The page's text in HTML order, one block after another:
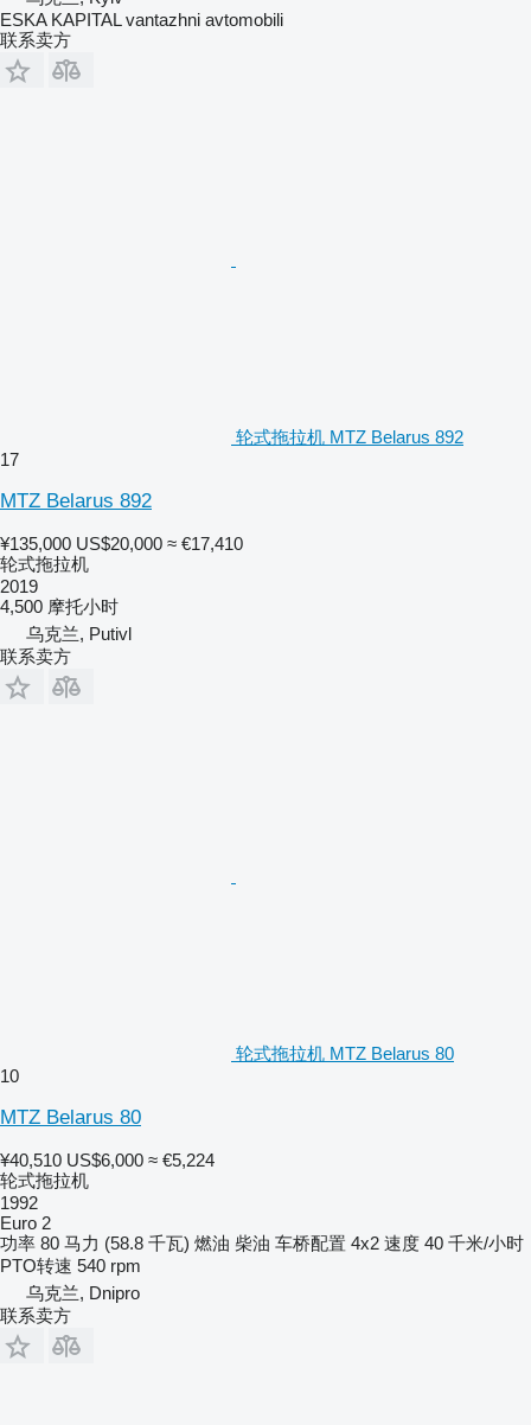
ESKA KAPITAL vantazhni avtomobili
联系卖方
轮式拖拉机 MTZ Belarus 892
17
MTZ Belarus 892
¥135,000 US$20,000 ≈ €17,410
轮式拖拉机
2019
4,500 摩托小时
乌克兰, Putivl
联系卖方
轮式拖拉机 MTZ Belarus 80
10
MTZ Belarus 80
¥40,510 US$6,000 ≈ €5,224
轮式拖拉机
1992
Euro 2
功率 80 马力 (58.8 千瓦) 燃油 柴油 车桥配置 4x2 速度 40 千米/小时
PTO转速 540 rpm
乌克兰, Dnipro
联系卖方